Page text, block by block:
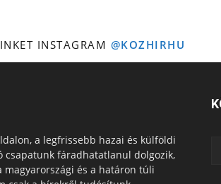
INSTAGRAM @KOZHIRHU
a legfrissebb hazai és külföldi
csapatunk fáradhatatlanul dolgozik,
magyarországi és a határon túli